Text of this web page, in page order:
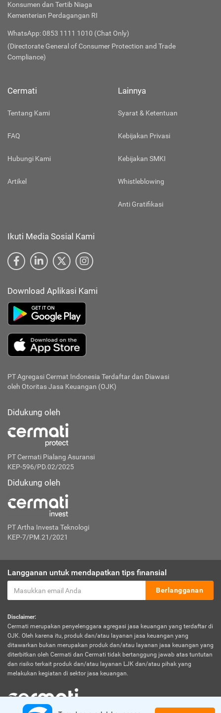
Konsumen dan Tertib Niaga
Kementerian Perdagangan RI
WhatsApp: 0853 1111 1010 (Chat Only)
(Directorate General of Consumer Protection and Trade
Compliance)
Cermati
Tentang Kami
FAQ
Hubungi Kami
Artikel
Lainnya
Syarat & Ketentuan
Kebijakan Privasi
Kebijakan SMKI
Whistleblowing
Anti Gratifikasi
Ikuti Media Sosial Kami
Download Aplikasi Kami
PT Agregasi Cermat Indonesia Terdaftar dan Diawasi
oleh Otoritas Jasa Keuangan (OJK)
Didukung oleh
PT Cermati Pialang Asuransi
KEP-596/PD.02/2025
Didukung oleh
PT Artha Investa Teknologi
KEP-7/PM.21/2021
Langganan untuk mendapatkan tips finansial
Berlangganan
Disclaimer:
Cermati merupakan penyelenggara agregasi jasa keuangan yang terdaftar di
OJK. Oleh karena itu, produk dan/atau layanan jasa keuangan yang
ditawarkan bukan merupakan produk dan/atau layanan jasa keuangan yang
diterbitkan oleh Cermati dan Cermati tidak bertanggung jawab atas tuntutan
dan risiko terkait produk dan/atau layanan LJK dan/atau pihak yang
melakukan kegiatan di sektor jasa keuangan.